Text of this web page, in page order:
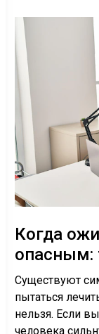
Когда
опасным:
Существуют
пытаться
нельзя. Если
человека